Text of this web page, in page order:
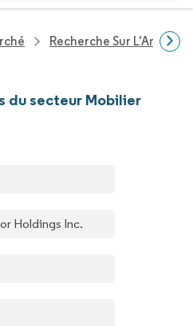
Recherche Sur
du secteur Mobilier
Holdings Inc.